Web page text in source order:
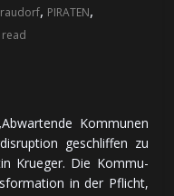
, PIRATEN,
Kom­mu­nen
ge­schlif­fen zu
Krueger. Die Kom­mu­
in der Pflicht,